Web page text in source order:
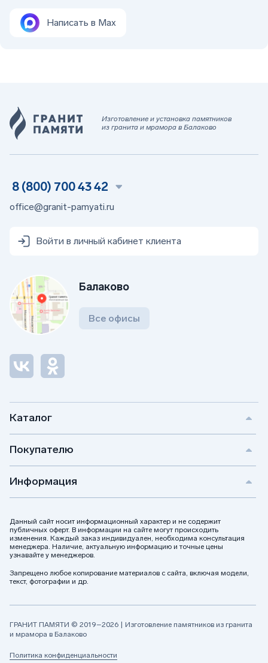
Написать в Max
Изготовление и установка памятников
из гранита и мрамора в Балаково
Каталог
Покупателю
Информация
Данный сайт носит информационный характер и не содержит
публичных оферт. В информации на сайте могут происходить
изменения. Каждый заказ индивидуален, необходима консультация
менеджера. Наличие, актуальную информацию и точные цены
узнавайте у менеджеров.
Запрещено любое копирование материалов с сайта, включая модели,
текст, фотографии и др.
8 (800) 700 43 42
office@granit-pamyati.ru
Войти в личный кабинет клиента
Балаково
Все офисы
ГРАНИТ ПАМЯТИ © 2019–2026 | Изготовление памятников из гранита
и мрамора в Балаково
Политика конфиденциальности